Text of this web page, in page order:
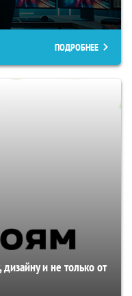
ПОДРОБНЕЕ
и не только от